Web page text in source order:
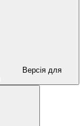
Версія для